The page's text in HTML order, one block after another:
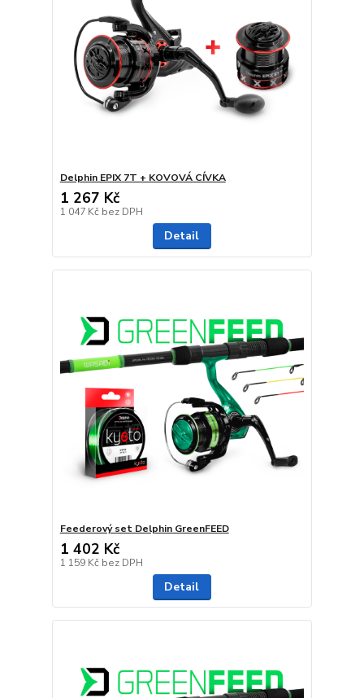
Delphin EPIX 7T + KOVOVÁ CÍVKA
1 267 Kč
1 047 Kč bez DPH
Detail
Feederový set Delphin GreenFEED
1 402 Kč
1 159 Kč bez DPH
Detail